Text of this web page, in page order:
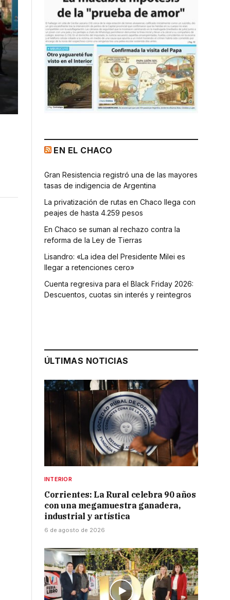
EN EL CHACO
Gran Resistencia registró una de las mayores
tasas de indigencia de Argentina
La privatización de rutas en Chaco llega con
peajes de hasta 4.259 pesos
En Chaco se suman al rechazo contra la
reforma de la Ley de Tierras
Lisandro: «La idea del Presidente Milei es
llegar a retenciones cero»
Cuenta regresiva para el Black Friday 2026:
Descuentos, cuotas sin interés y reintegros
ÚLTIMAS NOTICIAS
INTERIOR
Corrientes: La Rural celebra 90 años
con una megamuestra ganadera,
industrial y artística
6 de agosto de 2026